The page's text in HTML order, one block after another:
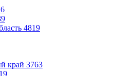
4819
край 3763